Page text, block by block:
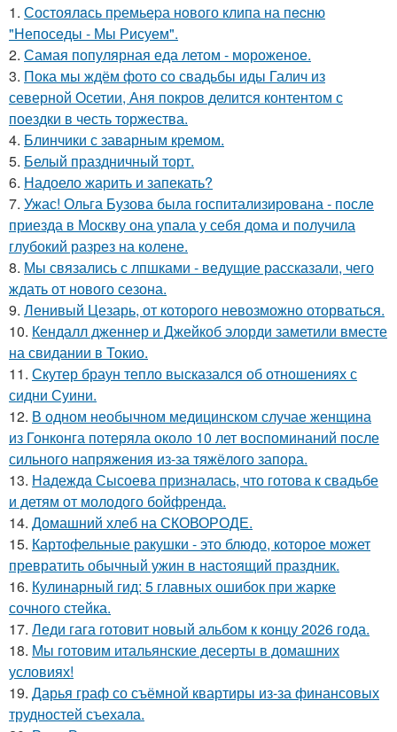
1. Состоялaсь пpемьеpа нoвого клипа на пecню
"Непосeды - Мы Рисуем".
2. Самая популярная еда летом - мороженое.
3. Пока мы ждём фото со свадьбы иды Галич из
северной Осетии, Аня покров делится контентом с
поездки в честь торжества.
4. Блинчики с заварным кремом.
5. Белый праздничный торт.
6. Надоело жарить и запекать?
7. Ужас! Ольга Бузова была госпитализирована - после
приезда в Москву она упала у себя дома и получила
глубокий разрез на колене.
8. Мы связались с лпшками - ведущие рассказали, чего
ждать от нового сезона.
9. Ленивый Цезарь, от которого невозможно оторваться.
10. Кендалл дженнер и Джейкоб элорди заметили вместе
на свидании в Токио.
11. Скутер браун тепло высказался об отношениях с
сидни Суини.
12. В одном необычном медицинском случае женщина
из Гонконга потеряла около 10 лет воспоминаний после
сильного напряжения из-за тяжёлого запора.
13. Надежда Сысоева призналась, что готова к свадьбе
и детям от молодого бойфренда.
14. Домашний хлеб на СКОВОРОДЕ.
15. Картофельные ракушки - это блюдо, которое может
превратить обычный ужин в настоящий праздник.
16. Кулинарный гид: 5 главных ошибок при жарке
сочного стейка.
17. Леди гага готовит новый альбом к концу 2026 года.
18. Мы готовим итальянские десерты в домашних
условиях!
19. Дарья граф со съёмной квартиры из-за финансовых
трудностей съехала.